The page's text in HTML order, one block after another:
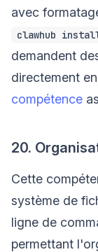
avec
clawhub
demandent
directement
compétence
20.
Cette
système de
ligne de
permettant